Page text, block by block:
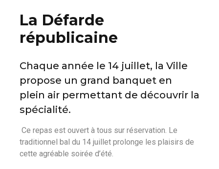
La Défarde
républicaine
Chaque année le 14 juillet, la Ville
propose un grand banquet en
plein air permettant de découvrir la
spécialité.
Ce repas est ouvert à tous sur réservation. Le
traditionnel bal du 14 juillet prolonge les plaisirs de
cette agréable soirée d’été.